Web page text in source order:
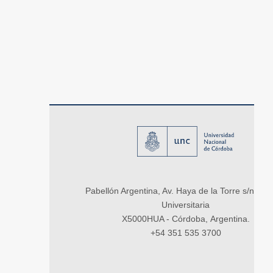
Pabellón Argentina, Av. Haya de la Torre s/n,
Universitaria
X5000HUA - Córdoba, Argentina.
+54 351 535 3700